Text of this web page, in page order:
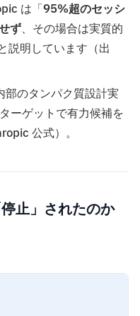
は「95%超のセッシ
ず、その場合は実質的
説明しています（出
部のタンパク質設計実
ーゲットで有力候補を
公式）。
止」されたのか